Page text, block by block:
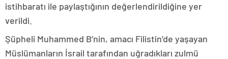
istihbaratı ile paylaştığının değerlendirildiğine yer
verildi.
Şüpheli Muhammed B’nin, amacı Filistin’de yaşayan
Müslümanların İsrail tarafından uğradıkları zulmü